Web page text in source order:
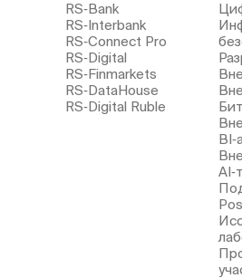
RS‑Bank
RS‑Interbank
RS‑Connect Pro
RS‑Digital
RS‑Finmarkets
RS‑DataHouse
RS‑Digital Ruble